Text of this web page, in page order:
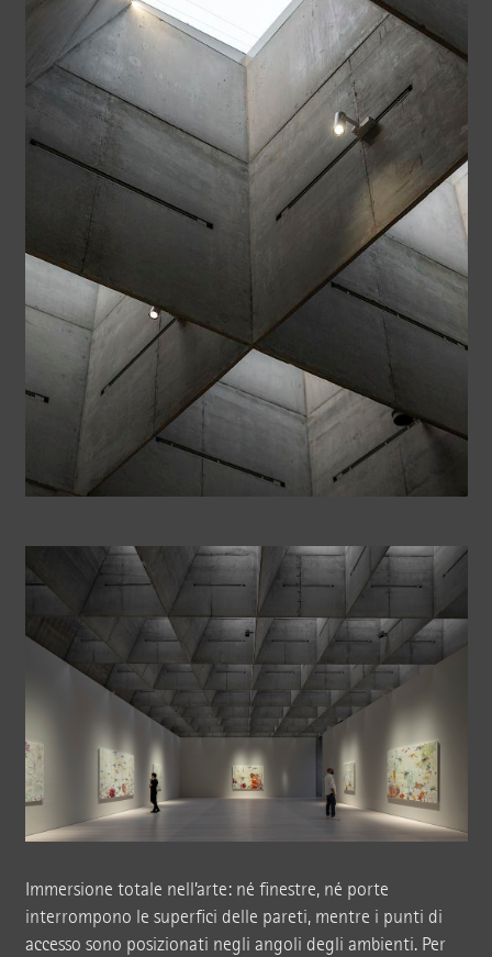
Immersione totale nell’arte: né finestre, né porte
interrompono le superfici delle pareti, mentre i punti di
accesso sono posizionati negli angoli degli ambienti. Per